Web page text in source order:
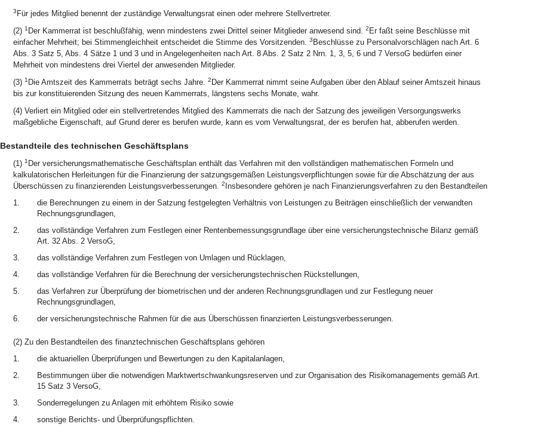
3 Für jedes Mitglied benennt der zuständige Verwaltungsrat einen oder mehrere Stellvertreter.
(2) 1 Der Kammerrat ist beschlußfähig, wenn mindestens zwei Drittel seiner Mitglieder anwesend sind. 2 Er faßt seine Beschlüsse mit
einfacher Mehrheit; bei Stimmengleichheit entscheidet die Stimme des Vorsitzenden. 3 Beschlüsse zu Personalvorschlägen nach Art. 6
Abs. 3 Satz 5, Abs. 4 Sätze 1 und 3 und in Angelegenheiten nach Art. 8 Abs. 2 Satz 2 Nrn. 1, 3, 5, 6 und 7 VersoG bedürfen einer
Mehrheit von mindestens drei Viertel der anwesenden Mitglieder.
(3) 1 Die Amtszeit des Kammerrats beträgt sechs Jahre. 2 Der Kammerrat nimmt seine Aufgaben über den Ablauf seiner Amtszeit hinaus
bis zur konstituierenden Sitzung des neuen Kammerrats, längstens sechs Monate, wahr.
(4) Verliert ein Mitglied oder ein stellvertretendes Mitglied des Kammerrats die nach der Satzung des jeweiligen Versorgungswerks
maßgebliche Eigenschaft, auf Grund derer es berufen wurde, kann es vom Verwaltungsrat, der es berufen hat, abberufen werden.
Bestandteile des technischen Geschäftsplans
(1) 1 Der versicherungsmathematische Geschäftsplan enthält das Verfahren mit den vollständigen mathematischen Formeln und
kalkulatorischen Herleitungen für die Finanzierung der satzungsgemäßen Leistungsverpflichtungen sowie für die Abschätzung der aus
Überschüssen zu finanzierenden Leistungsverbesserungen. 2 Insbesondere gehören je nach Finanzierungsverfahren zu den Bestandteilen
1.
die Berechnungen zu einem in der Satzung festgelegten Verhältnis von Leistungen zu Beiträgen einschließlich der verwandten
Rechnungsgrundlagen,
2.
das vollständige Verfahren zum Festlegen einer Rentenbemessungsgrundlage über eine versicherungstechnische Bilanz gemäß
Art. 32 Abs. 2 VersoG,
3.
das vollständige Verfahren zum Festlegen von Umlagen und Rücklagen,
4.
das vollständige Verfahren für die Berechnung der versicherungstechnischen Rückstellungen,
5.
das Verfahren zur Überprüfung der biometrischen und der anderen Rechnungsgrundlagen und zur Festlegung neuer
Rechnungsgrundlagen,
6.
der versicherungstechnische Rahmen für die aus Überschüssen finanzierten Leistungsverbesserungen.
(2) Zu den Bestandteilen des finanztechnischen Geschäftsplans gehören
1.
die aktuariellen Überprüfungen und Bewertungen zu den Kapitalanlagen,
2.
Bestimmungen über die notwendigen Marktwertschwankungsreserven und zur Organisation des Risikomanagements gemäß Art.
15 Satz 3 VersoG,
3.
Sonderregelungen zu Anlagen mit erhöhtem Risiko sowie
4.
sonstige Berichts- und Überprüfungspflichten.